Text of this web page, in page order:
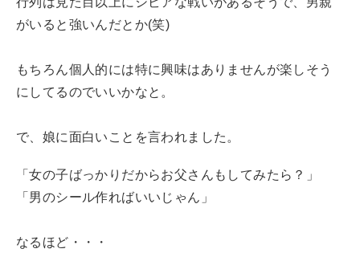
がいると強いんだとか(笑)
もちろん個人的には特に興味はありませんが楽しそう
にしてるのでいいかなと。
で、娘に面白いことを言われました。
「女の子ばっかりだからお父さんもしてみたら？」
「男のシール作ればいいじゃん」
なるほど・・・